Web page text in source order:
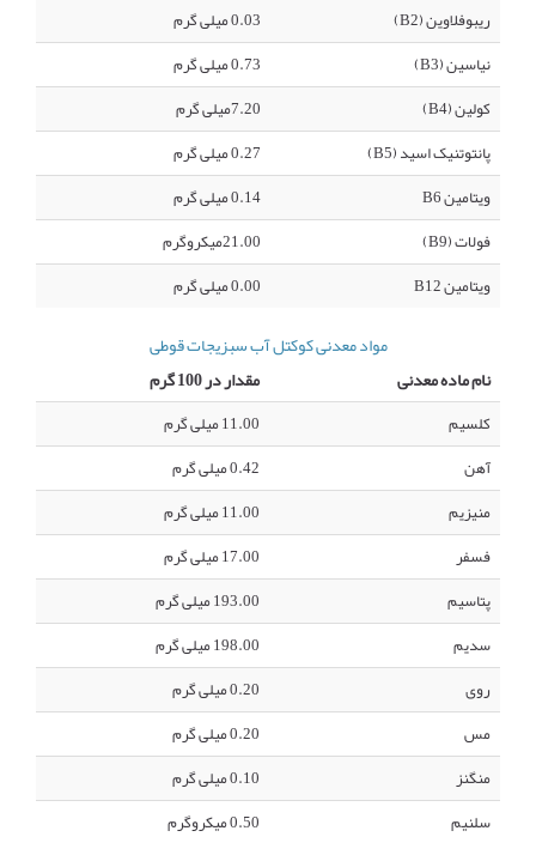
ریبوفلاوین (B2)
0.03 میلی گرم
نیاسین (B3)
0.73 میلی گرم
کولین (B4)
7.20میلی گرم
پانتوتنیک اسید (B5)
0.27 میلی گرم
ویتامین B6
0.14 میلی گرم
فولات (B9)
21.00میکروگرم
ویتامین B12
0.00 میلی گرم
مواد معدنی کوکتل آب سبزیجات قوطی
نام ماده معدنی
مقدار در 100 گرم
کلسیم
11.00 میلی گرم
آهن
0.42 میلی گرم
منیزیم
11.00 میلی گرم
فسفر
17.00 میلی گرم
پتاسیم
193.00 میلی گرم
سدیم
198.00 میلی گرم
روی
0.20 میلی گرم
مس
0.20 میلی گرم
منگنز
0.10 میلی گرم
سلنیم
0.50 میکروگرم